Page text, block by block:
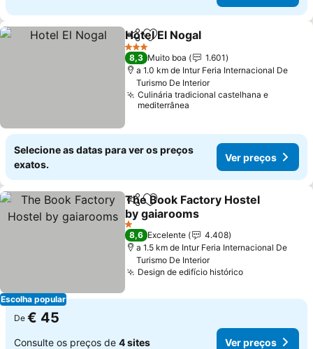
PartilharAdicionar aos favoritos
Hotel El Nogal
3 Estrelas
8,3 Muito boa
1.601
a 1.0 km de Intur Feria Internacional De
Turismo De Interior
Culinária tradicional castelhana e
mediterrânea
Selecione as datas para ver os preços
exatos.
Ver preços
Escolha popular
PartilharAdicionar aos favoritos
The Book Factory Hostel
by gaiarooms
1 Estrelas
8,6 Excelente
4.408
a 1.5 km de Intur Feria Internacional De
Turismo De Interior
Design de edifício histórico
De € 45
Consulte os preços de 4 sites Ver preços